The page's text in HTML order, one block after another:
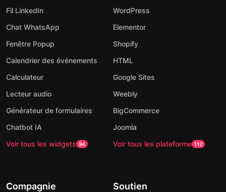
Fil LinkedIn
Chat WhatsApp
Fenêtre Popup
Calendrier des événements
Calculateur
Lecteur audio
Générateur de formulaires
Chatbot IA
Voir tous les widgets 94
WordPress
Elementor
Shopify
HTML
Google Sites
Weebly
BigCommerce
Joomla
Voir tous les plateforme 112
Compagnie Soutien